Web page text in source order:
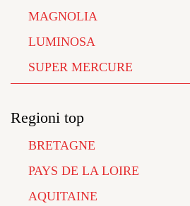
MAGNOLIA
LUMINOSA
SUPER MERCURE
Regioni top
BRETAGNE
PAYS DE LA LOIRE
AQUITAINE